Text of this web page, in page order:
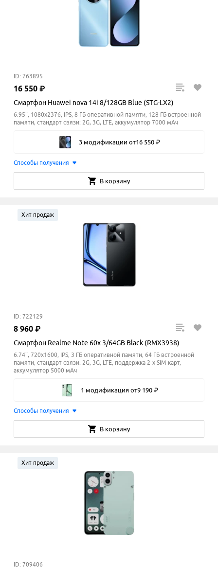
ID: 763895
16 550 ₽
Смартфон Huawei nova 14i 8/128GB Blue (STG-LX2)
6.95", 1080x2376, IPS, 8 ГБ оперативной памяти, 128 ГБ встроенной
памяти, стандарт связи: 2G, 3G, LTE, аккумулятор 7000 мАч
3 модификации от16 550 ₽
Способы получения
В корзину
Хит продаж
ID: 722129
8 960 ₽
Смартфон Realme Note 60x 3/64GB Black (RMX3938)
6.74", 720x1600, IPS, 3 ГБ оперативной памяти, 64 ГБ встроенной
памяти, стандарт связи: 2G, 3G, LTE, поддержка 2-х SIM-карт,
аккумулятор 5000 мАч
1 модификация от9 190 ₽
Способы получения
В корзину
Хит продаж
ID: 709406